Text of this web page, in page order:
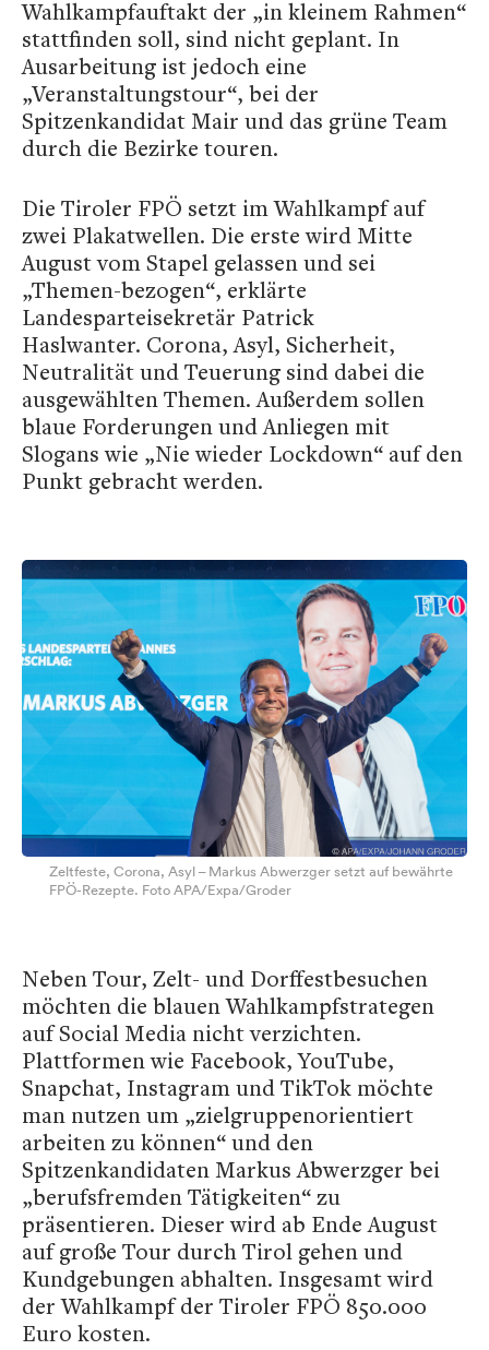
Wahlkampfauftakt der „in kleinem Rahmen“
stattfinden soll, sind nicht geplant. In
Ausarbeitung ist jedoch eine
„Veranstaltungstour“, bei der
Spitzenkandidat Mair und das grüne Team
durch die Bezirke touren.
Die Tiroler FPÖ setzt im Wahlkampf auf
zwei Plakatwellen. Die erste wird Mitte
August vom Stapel gelassen und sei
„Themen-bezogen“, erklärte
Landesparteisekretär Patrick
Haslwanter. Corona, Asyl, Sicherheit,
Neutralität und Teuerung sind dabei die
ausgewählten Themen. Außerdem sollen
blaue Forderungen und Anliegen mit
Slogans wie „Nie wieder Lockdown“ auf den
Punkt gebracht werden.
Zeltfeste, Corona, Asyl – Markus Abwerzger setzt auf bewährte
FPÖ-Rezepte. Foto APA/Expa/Groder
Neben Tour, Zelt- und Dorffestbesuchen
möchten die blauen Wahlkampfstrategen
auf Social Media nicht verzichten.
Plattformen wie Facebook, YouTube,
Snapchat, Instagram und TikTok möchte
man nutzen um „zielgruppenorientiert
arbeiten zu können“ und den
Spitzenkandidaten Markus Abwerzger bei
„berufsfremden Tätigkeiten“ zu
präsentieren. Dieser wird ab Ende August
auf große Tour durch Tirol gehen und
Kundgebungen abhalten. Insgesamt wird
der Wahlkampf der Tiroler FPÖ 850.000
Euro kosten.